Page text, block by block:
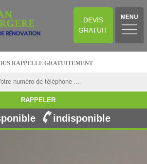
DEVIS
GRATUIT
MENU
RAPPELLE GRATUITEMENT
indisponible